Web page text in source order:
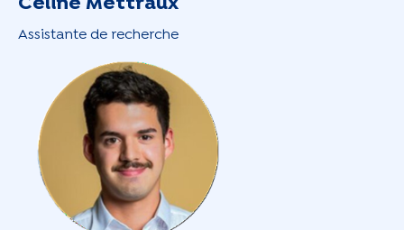
Assistante de recherche